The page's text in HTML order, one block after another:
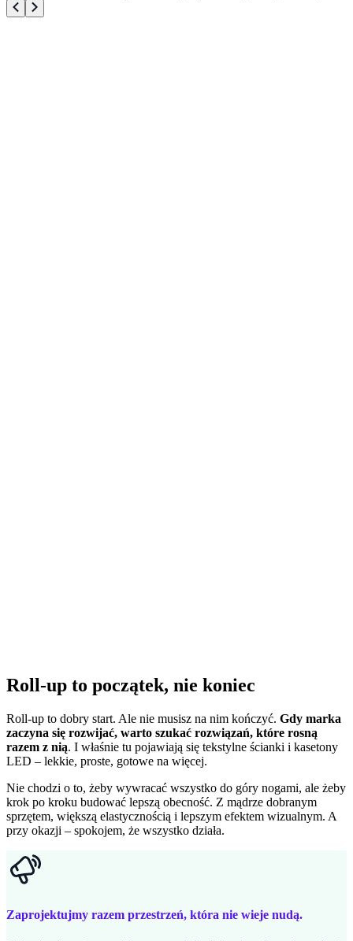
Roll-up to początek, nie koniec
Roll-up to dobry start. Ale nie musisz na nim kończyć. Gdy marka
zaczyna się rozwijać, warto szukać rozwiązań, które rosną
razem z nią. I właśnie tu pojawiają się tekstylne ścianki i kasetony
LED – lekkie, proste, gotowe na więcej.
Nie chodzi o to, żeby wywracać wszystko do góry nogami, ale żeby
krok po kroku budować lepszą obecność. Z mądrze dobranym
sprzętem, większą elastycznością i lepszym efektem wizualnym. A
przy okazji – spokojem, że wszystko działa.
Zaprojektujmy razem przestrzeń, która nie wieje nudą.